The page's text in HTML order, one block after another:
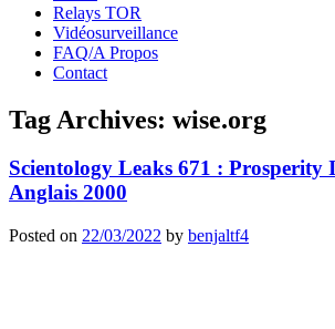
Relays TOR
Vidéosurveillance
FAQ/A Propos
Contact
Tag Archives: wise.org
Scientology Leaks 671 : Prosperity
Anglais 2000
Posted on 22/03/2022 by benjaltf4